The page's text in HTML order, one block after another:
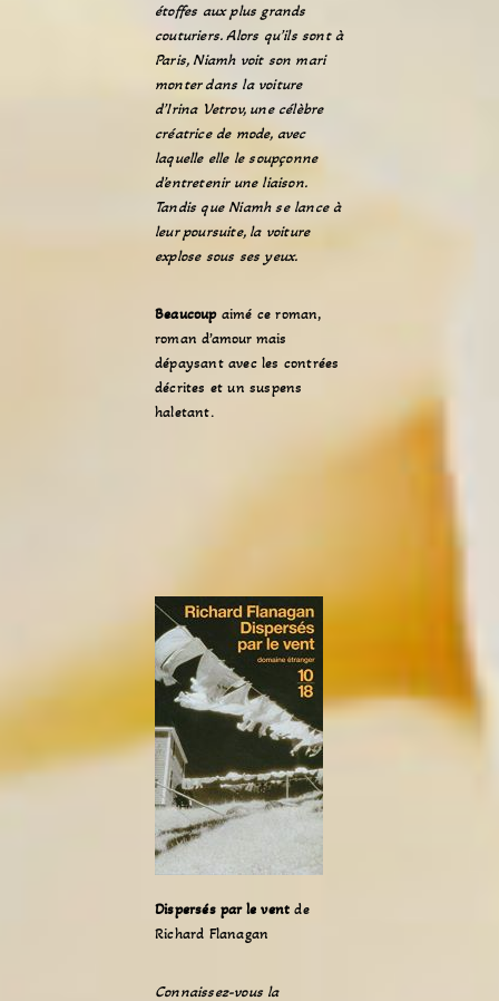
étoffes aux plus grands
couturiers. Alors qu’ils sont à
Paris, Niamh voit son mari
monter dans la voiture
d’Irina Vetrov, une célèbre
créatrice de mode, avec
laquelle elle le soupçonne
d’entretenir une liaison.
Tandis que Niamh se lance à
leur poursuite, la voiture
explose sous ses yeux.
Beaucoupaimé ce roman,
roman d’amour mais
dépaysant avec les contrées
décrites et un suspens
haletant.
Dispersés par le vent de
Richard Flanagan
Connaissez-vous la